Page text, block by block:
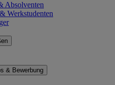
Absolventen
Werkstudenten
& Bewerbung